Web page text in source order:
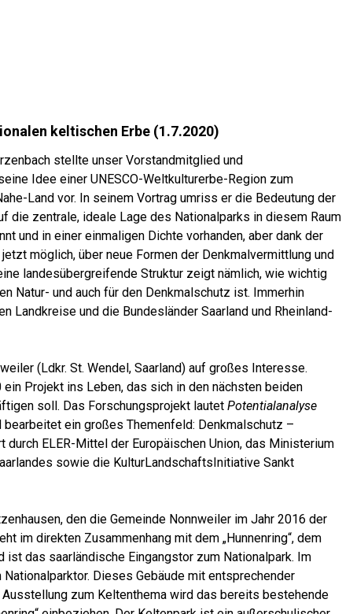
keltischen Erbe (1.7.2020)
stellte unser Vorstandmitglied und
Idee einer UNESCO-Weltkulturerbe-Region zum
Land vor. In seinem Vortrag umriss er die Bedeutung der
die zentrale, ideale Lage des Nationalparks in diesem Raum
und in einer einmaligen Dichte vorhanden, aber dank der
möglich, über neue Formen der Denkmalvermittlung und
landesübergreifende Struktur zeigt nämlich, wie wichtig
Natur- und auch für den Denkmalschutz ist. Immerhin
Landkreise und die Bundesländer Saarland und Rheinland-
(Ldkr. St. Wendel, Saarland) auf großes Interesse.
Projekt ins Leben, das sich in den nächsten beiden
soll. Das Forschungsprojekt lautet Potentialanalyse
bearbeitet ein großes Themenfeld: Denkmalschutz –
durch ELER-Mittel der Europäischen Union, das Ministerium
sowie die KulturLandschaftsInitiative Sankt
den die Gemeinde Nonnweiler im Jahr 2016 der
im direkten Zusammenhang mit dem „Hunnenring“, dem
ist das saarländische Eingangstor zum Nationalpark. Im
Dieses Gebäude mit entsprechender
zum Keltenthema wird das bereits bestehende